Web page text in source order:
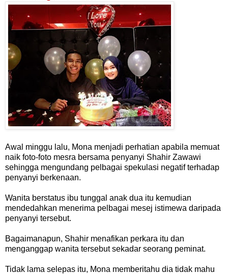
Awal minggu lalu, Mona menjadi perhatian apabila memuat
naik foto-foto mesra bersama penyanyi Shahir Zawawi
sehingga mengundang pelbagai spekulasi negatif terhadap
penyanyi berkenaan.
Wanita berstatus ibu tunggal anak dua itu kemudian
mendedahkan menerima pelbagai mesej istimewa daripada
penyanyi tersebut.
Bagaimanapun, Shahir menafikan perkara itu dan
menganggap wanita tersebut sekadar seorang peminat.
Tidak lama selepas itu, Mona memberitahu dia tidak mahu